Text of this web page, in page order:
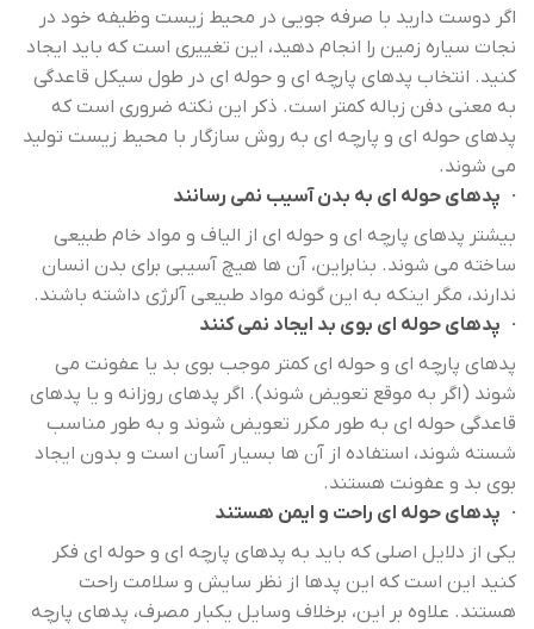
اگر دوست دارید با صرفه جویی در محیط زیست وظیفه خود در
نجات سیاره زمین را انجام دهید، این تغییری است که باید ایجاد
کنید. انتخاب پدهای پارچه ای و حوله ای در طول سیکل قاعدگی
به معنی دفن زباله کمتر است. ذکر این نکته ضروری است که
پدهای حوله ای و پارچه ای به روش سازگار با محیط زیست تولید
می شوند.
· پدهای حوله ای به بدن آسیب نمی رسانند
بیشتر پدهای پارچه ای و حوله ای از الیاف و مواد خام طبیعی
ساخته می شوند. بنابراین، آن ها هیچ آسیبی برای بدن انسان
ندارند، مگر اینکه به این گونه مواد طبیعی آلرژی داشته باشند.
· پدهای حوله ای بوی بد ایجاد نمی کنند
پدهای پارچه ای و حوله ای کمتر موجب بوی بد یا عفونت می
شوند (اگر به موقع تعویض شوند). اگر پدهای روزانه و یا پدهای
قاعدگی حوله ای به طور مکرر تعویض شوند و به طور مناسب
شسته شوند، استفاده از آن ها بسیار آسان است و بدون ایجاد
بوی بد و عفونت هستند.
· پدهای حوله ای راحت و ایمن هستند
یکی از دلایل اصلی که باید به پدهای پارچه ای و حوله ای فکر
کنید این است که این پدها از نظر سایش و سلامت راحت
هستند. علاوه بر این، برخلاف وسایل یکبار مصرف، پدهای پارچه